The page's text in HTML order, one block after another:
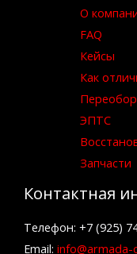
О
FAQ
Кейсы
Как
ЭПТС
Запчасти
Контактная
Телефон: +7 (925)
Email: info@armada-